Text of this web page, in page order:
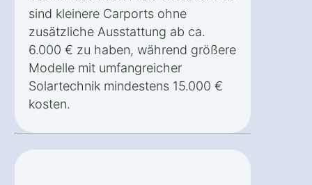
sind kleinere Carports ohne
zusätzliche Ausstattung ab ca.
6.000 € zu haben, während größere
Modelle mit umfangreicher
Solartechnik mindestens 15.000 €
kosten.